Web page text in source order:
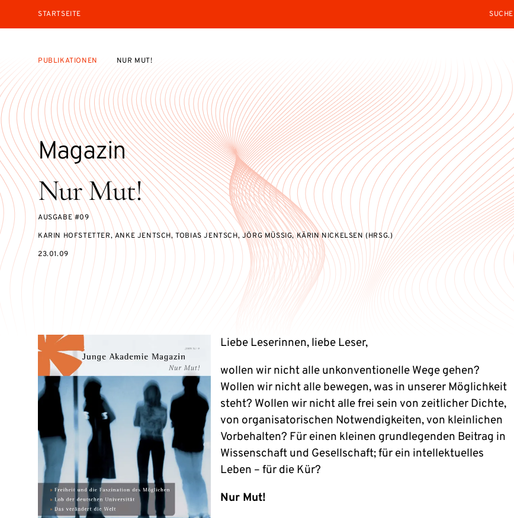
STARTSEITE
PUBLIKATIONEN NUR MUT!
Nur Mut!
AUSGABE #09
Magazin
KARIN HOFSTETTER, ANKE JENTSCH, TOBIAS JENTSCH, JÖRG MÜSSIG, KÄRIN NICKELSEN (HRSG.)
23.01.09
Liebe Leserinnen, liebe Leser,
wollen wir nicht alle unkonventionelle Wege gehen?
Wollen wir nicht alle bewegen, was in unserer Möglichkeit
steht? Wollen wir nicht alle frei sein von zeitlicher Dichte,
von organisatorischen Notwendigkeiten, von kleinlichen
Vorbehalten? Für einen kleinen grundlegenden Beitrag in
Wissenschaft und Gesellschaft; für ein intellektuelles
Leben – für die Kür?
Nur Mut!